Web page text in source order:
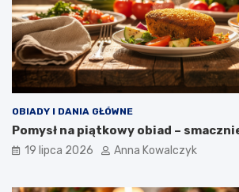
OBIADY I DANIA GŁÓWNE
Pomysł na piątkowy obiad –
19 lipca 2026 Anna Kowalczyk